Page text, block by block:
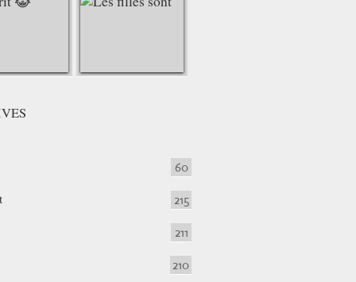
60
215
211
210